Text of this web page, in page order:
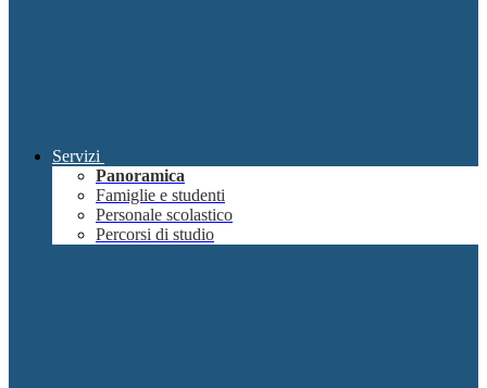
Servizi
Panoramica
Famiglie e studenti
Personale scolastico
Percorsi di studio